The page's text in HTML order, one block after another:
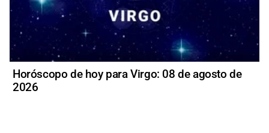
Horóscopo de hoy para Virgo: 08 de agosto de
2026